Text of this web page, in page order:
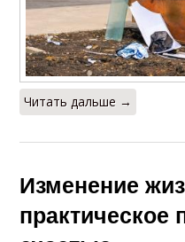
Читать дальше →
Изменение
практическое